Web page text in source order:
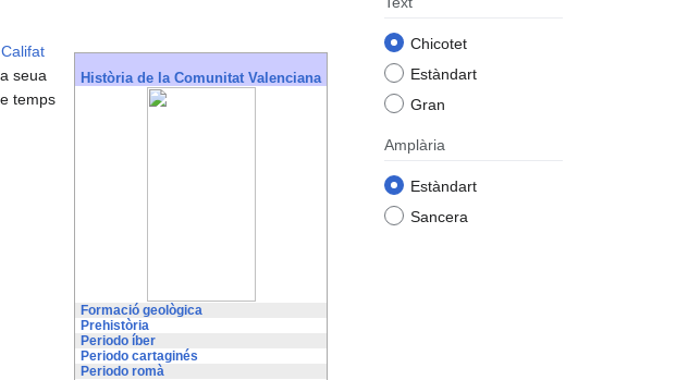
Chicotet
Estàndart
Gran
Amplària
Estàndart
Sancera
Història de la Comunitat Valenciana
Formació geològica
Prehistòria
Periodo íber
Periodo cartaginés
Periodo romà
Califat
seua
temps